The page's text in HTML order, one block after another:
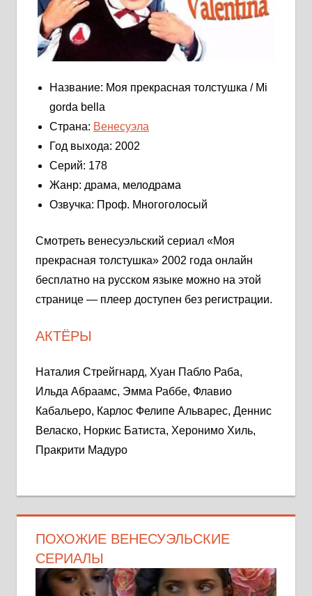
Название: Моя прекрасная толстушка / Mi
gorda bella
Страна: Венесуэла
Год выхода: 2002
Серий: 178
Жанр: драма, мелодрама
Озвучка: Проф. Многоголосый
Смотреть венесуэльский сериал «Моя
прекрасная толстушка» 2002 года онлайн
бесплатно на русском языке можно на этой
странице — плеер доступен без регистрации.
АКТЁРЫ
Наталия Стрейгнард, Хуан Пабло Раба,
Ильда Абраамс, Эмма Раббе, Флавио
Кабальеро, Карлос Фелипе Альварес, Деннис
Веласко, Норкис Батиста, Херонимо Хиль,
Пракрити Мадуро
ПОХОЖИЕ ВЕНЕСУЭЛЬСКИЕ
СЕРИАЛЫ